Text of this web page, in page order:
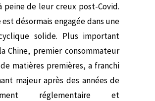
peine de leur creux post-Covid.
est désormais engagée dans une
solide. Plus important
Chine, premier consommateur
matières premières, a franchi
majeur après des années de
réglementaire et